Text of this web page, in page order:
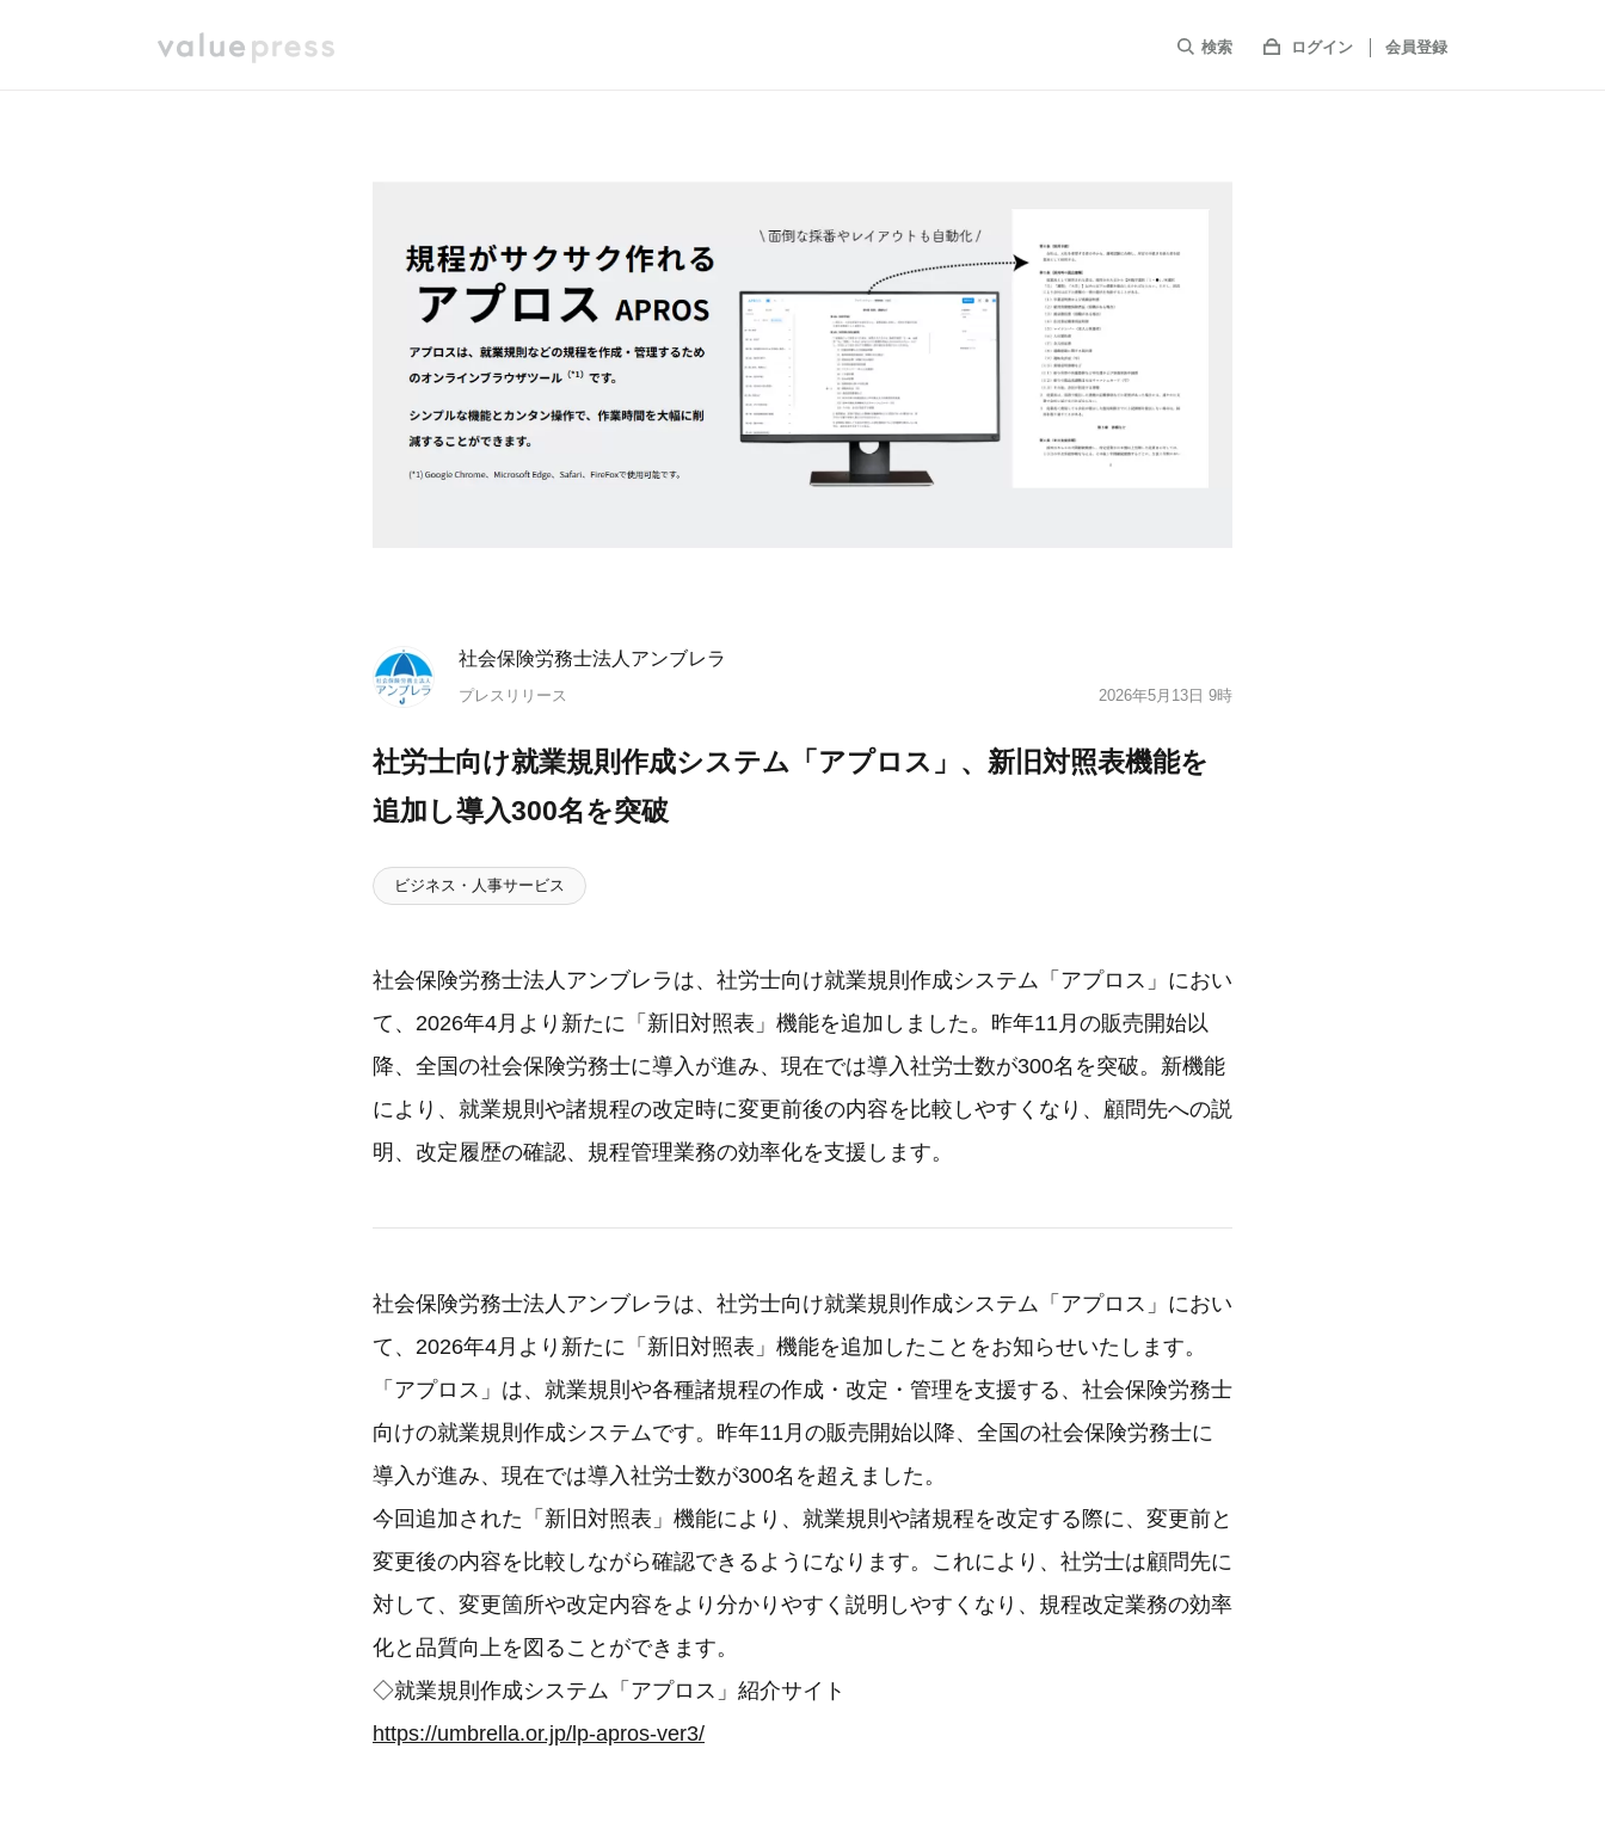
検索 ログイン 会員登録
社会保険労務士法人アンブレラ
プレスリリース 2026年5月13日 9時
社労士向け就業規則作成システム「アプロス」、新旧対照表機能を
追加し導入300名を突破
ビジネス・人事サービス
社会保険労務士法人アンブレラは、社労士向け就業規則作成システム「アプロス」におい
て、2026年4月より新たに「新旧対照表」機能を追加しました。昨年11月の販売開始以
降、全国の社会保険労務士に導入が進み、現在では導入社労士数が300名を突破。新機能
により、就業規則や諸規程の改定時に変更前後の内容を比較しやすくなり、顧問先への説
明、改定履歴の確認、規程管理業務の効率化を支援します。
社会保険労務士法人アンブレラは、社労士向け就業規則作成システム「アプロス」におい
て、2026年4月より新たに「新旧対照表」機能を追加したことをお知らせいたします。
「アプロス」は、就業規則や各種諸規程の作成・改定・管理を支援する、社会保険労務士
向けの就業規則作成システムです。昨年11月の販売開始以降、全国の社会保険労務士に
導入が進み、現在では導入社労士数が300名を超えました。
今回追加された「新旧対照表」機能により、就業規則や諸規程を改定する際に、変更前と
変更後の内容を比較しながら確認できるようになります。これにより、社労士は顧問先に
対して、変更箇所や改定内容をより分かりやすく説明しやすくなり、規程改定業務の効率
化と品質向上を図ることができます。
◇就業規則作成システム「アプロス」紹介サイト
https://umbrella.or.jp/lp-apros-ver3/